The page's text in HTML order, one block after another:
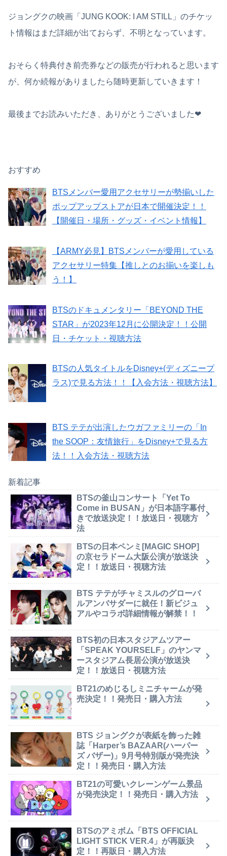
ジョングクの映画「JUNG KOOK: I AM STILL」のチケッ
ト情報はまだ詳細が出ておらず、不明となっています。
おそらく特典付き前売券などの販売が行われると思います
が、何か続報がありましたら随時更新していきます！
最後までお読みいただき、ありがとうございました❤︎
おすすめ
BTSメンバー愛用アクセサリーが勢揃いした
ポップアップストアが日本で開催決定！！
【開催日・場所・グッズ・イベント情報】
【ARMY必見】BTSメンバーが愛用している
アクセサリー特集【推しとのお揃いを楽しも
う！】
BTSのドキュメンタリー「BEYOND THE
STAR」が2023年12月に公開決定！！公開
日・チケット・視聴方法
BTSの人気タイトルをDisney+(ディズニープ
ラス)で見る方法！！【入会方法・視聴方法】
BTS テテが出演したウガファミリーの「In
the SOOP：友情旅行」をDisney+で見る方
法！！入会方法・視聴方法
新着記事
BTSの釜山コンサート「Yet To
Come in BUSAN」が日本語字幕付
きで放送決定！！放送日・視聴方
法
BTSの日本ペンミ[MAGIC SHOP]
の京セラドーム大阪公演が放送決
定！！放送日・視聴方法
BTS テテがチャミスルのグローバ
ルアンバサダーに就任！新ビジュ
アルやコラボ詳細情報が解禁！！
BTS初の日本スタジアムツアー
「SPEAK YOURSELF」のヤンマ
ースタジアム長居公演が放送決
定！！放送日・視聴方法
BT21のめじるしミニチャームが発
売決定！！発売日・購入方法
BTS ジョングクが表紙を飾った雑
誌「Harper’s BAZAAR(ハーパー
ズ バザー)」9月号特別版が発売決
定！！発売日・購入方法
BT21の可愛いクレーンゲーム景品
が発売決定！！発売日・購入方法
BTSのアミボム「BTS OFFICIAL
LIGHT STICK VER.4」が再販決
定！！再販日・購入方法